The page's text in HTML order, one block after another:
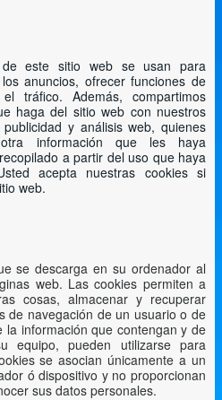
este sitio web se usan para
anuncios, ofrecer funciones de
tráfico. Además, compartimos
haga del sitio web con nuestros
y análisis web, quienes
información que les haya
a partir del uso que haya
acepta nuestras cookies si
web.
se descarga en su ordenador al
web. Las cookies permiten a
cosas, almacenar y recuperar
de navegación de un usuario o de
la información que contengan y de
equipo, pueden utilizarse para
se asocian únicamente a un
ó dispositivo y no proporcionan
sus datos personales.